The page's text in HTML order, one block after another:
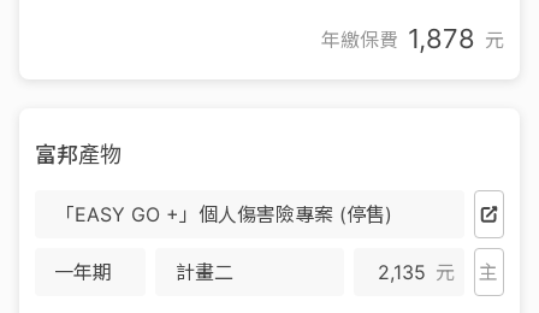
年繳保費 1,878 元
富邦產物
「EASY GO +」個人傷害險專案 (停售)
一年期 計畫二 2,135 元 主